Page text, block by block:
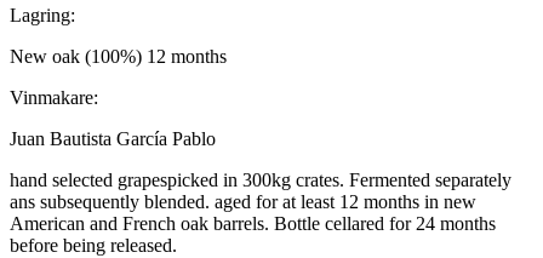
Lagring:
New oak (100%) 12 months
Vinmakare:
Juan Bautista García Pablo
hand selected grapespicked in 300kg crates. Fermented separately
ans subsequently blended. aged for at least 12 months in new
American and French oak barrels. Bottle cellared for 24 months
before being released.